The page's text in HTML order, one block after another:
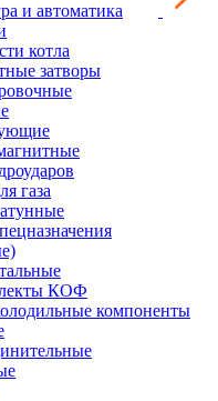
и автоматика
котла
затворы
газа
КОФ
компоненты